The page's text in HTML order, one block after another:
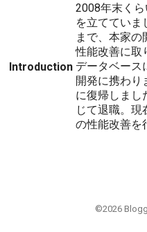
Introduction
2008年末く
を立てていま
まで、本家の
性能改善に取
データベース
開発に携わり
に復帰しまし
じて退職。現
の性能改善を
©2026